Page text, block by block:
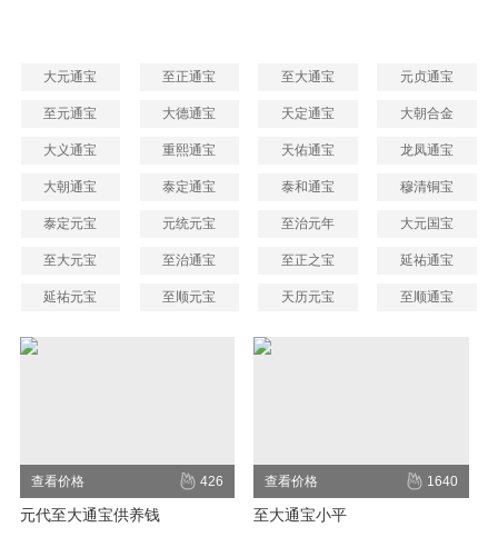
大元通宝 至正通宝 至大通宝 元贞通宝
至元通宝 大德通宝 天定通宝 大朝合金
大义通宝 重熙通宝 天佑通宝 龙凤通宝
大朝通宝 泰定通宝 泰和通宝 穆清铜宝
泰定元宝 元统元宝 至治元年 大元国宝
至大元宝 至治通宝 至正之宝 延祐通宝
延祐元宝 至顺元宝 天历元宝 至顺通宝
426
查看价格
元代至大通宝供养钱
1640
查看价格
至大通宝小平